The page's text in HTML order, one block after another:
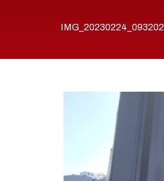
IMG_20230224_093202